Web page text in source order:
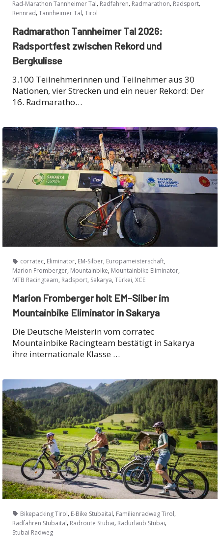
Rad-Marathon Tannheimer Tal, Radfahren, Radmarathon, Radsport,
Rennrad, Tannheimer Tal, Tirol
Radmarathon Tannheimer Tal 2026:
Radsportfest zwischen Rekord und
Bergkulisse
3.100 Teilnehmerinnen und Teilnehmer aus 30
Nationen, vier Strecken und ein neuer Rekord: Der
16. Radmaratho…
corratec, Eliminator, EM-Silber, Europameisterschaft,
Marion Fromberger, Mountainbike, Mountainbike Eliminator,
MTB Racingteam, Radsport, Sakarya, Türkei, XCE
Marion Fromberger holt EM-Silber im
Mountainbike Eliminator in Sakarya
Die Deutsche Meisterin vom corratec
Mountainbike Racingteam bestätigt in Sakarya
ihre internationale Klasse …
Bikepacking Tirol, E-Bike Stubaital, Familienradweg Tirol,
Radfahren Stubaital, Radroute Stubai, Radurlaub Stubai,
Stubai Radweg